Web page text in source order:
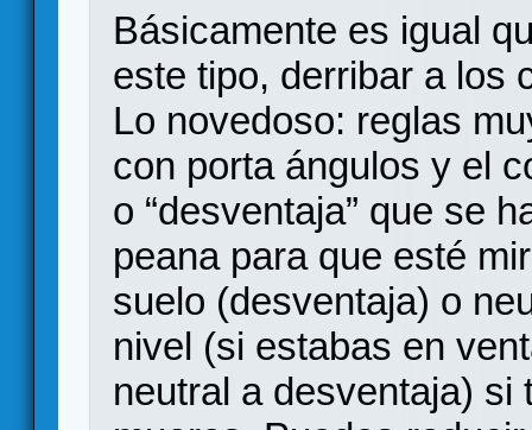
Básicamente es igual
este tipo, derribar a los
Lo novedoso: reglas
con porta ángulos y el
o “desventaja” que se
peana para que esté
suelo (desventaja) o
nivel (si estabas en
neutral a desventaja) si